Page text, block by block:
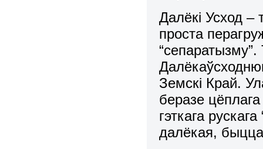
Далёкі Усход –
проста
Земскі Край.
беразе
гэткага
далёкая,